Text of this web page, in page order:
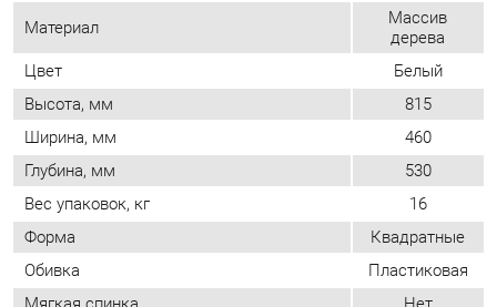
530
16
Форма
Квадратные
Обивка
Пластиковая
Мягкая спинка
Нет
Упор для ног
Нет
Возможность регулировать глубину
сиденья Нет
Стиль
Современный
Мягкое сиденье
Нет